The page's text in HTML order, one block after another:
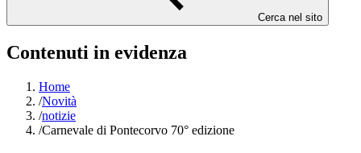
Cerca nel sito
Contenuti in evidenza
Home
/Novità
/notizie
/Carnevale di Pontecorvo 70° edizione